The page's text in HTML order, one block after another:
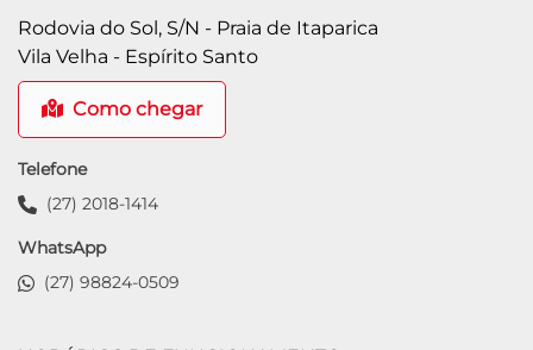
Rodovia do Sol, S/N - Praia de Itaparica
Vila Velha - Espírito Santo
Como chegar
Telefone
(27) 2018-1414
WhatsApp
(27) 98824-0509